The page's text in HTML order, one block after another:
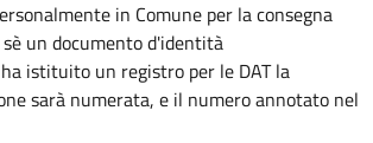
in Comune per la consegna
un documento d'identità
istituito un registro per le DAT la
sarà numerata, e il numero annotato nel